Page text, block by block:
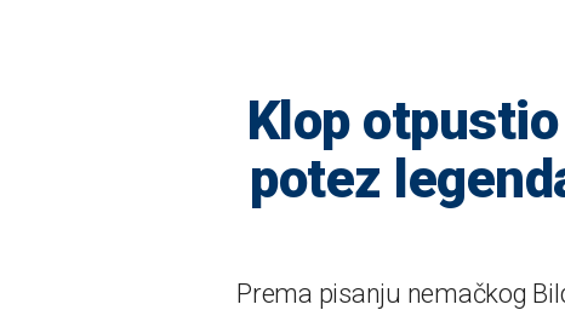
Klop
potez
Prema pisanju nemačkog